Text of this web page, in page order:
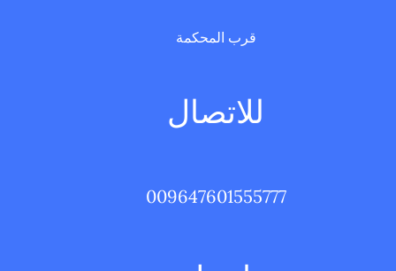
قرب المحكمة
للاتصال
009647601555777